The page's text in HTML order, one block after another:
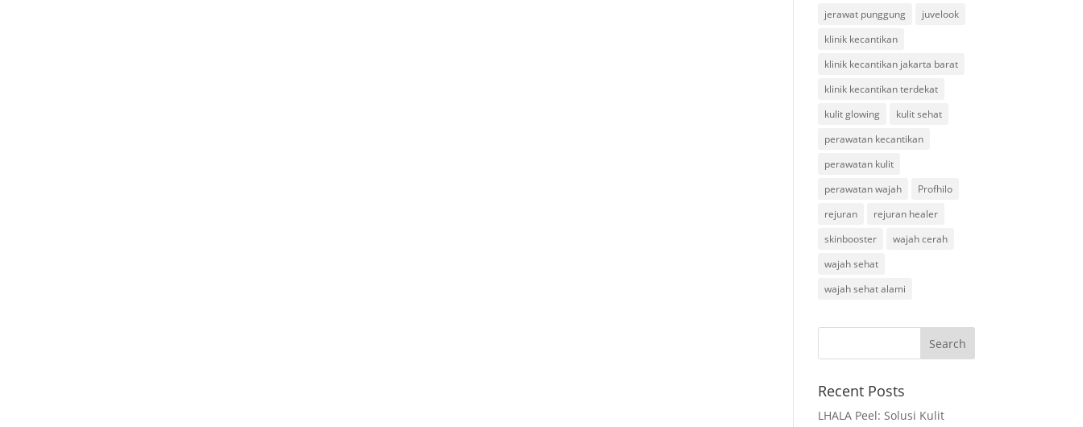
jerawat punggung
juvelook
klinik kecantikan
klinik kecantikan jakarta barat
klinik kecantikan terdekat
kulit glowing
kulit sehat
perawatan kecantikan
perawatan kulit
perawatan wajah
Profhilo
rejuran
rejuran healer
skinbooster
wajah cerah
wajah sehat
wajah sehat alami
Recent Posts
LHALA Peel: Solusi Kulit